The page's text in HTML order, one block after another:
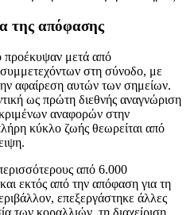
της απόφασης
προέκυψαν μετά από
στη σύνοδο, με
αφαίρεση αυτών των σημείων.
ως πρώτη διεθνής αναγνώριση
αναφορών στην
κύκλο ζωής θεωρείται από
από 6.000
εκτός από την απόφαση για τη
επεξεργάστηκε άλλες
των κοραλλιών, τη διαχείριση